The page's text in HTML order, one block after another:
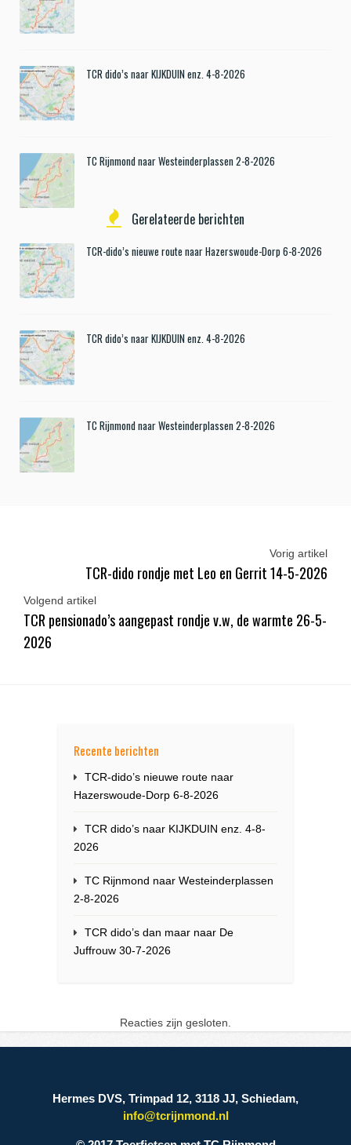
TCR dido’s naar KIJKDUIN enz. 4-8-2026
TC Rijnmond naar Westeinderplassen 2-8-2026
Gerelateerde berichten
TCR-dido’s nieuwe route naar Hazerswoude-Dorp 6-8-2026
TCR dido’s naar KIJKDUIN enz. 4-8-2026
TC Rijnmond naar Westeinderplassen 2-8-2026
Vorig artikel
TCR-dido rondje met Leo en Gerrit 14-5-2026
Volgend artikel
TCR pensionado’s aangepast rondje v.w, de warmte 26-5-
2026
Recente berichten
TCR-dido’s nieuwe route naar
Hazerswoude-Dorp 6-8-2026
TCR dido’s naar KIJKDUIN enz. 4-8-
2026
TC Rijnmond naar Westeinderplassen
2-8-2026
TCR dido’s dan maar naar De
Juffrouw 30-7-2026
Reacties zijn gesloten.
Hermes DVS, Trimpad 12, 3118 JJ, Schiedam,
info@tcrijnmond.nl